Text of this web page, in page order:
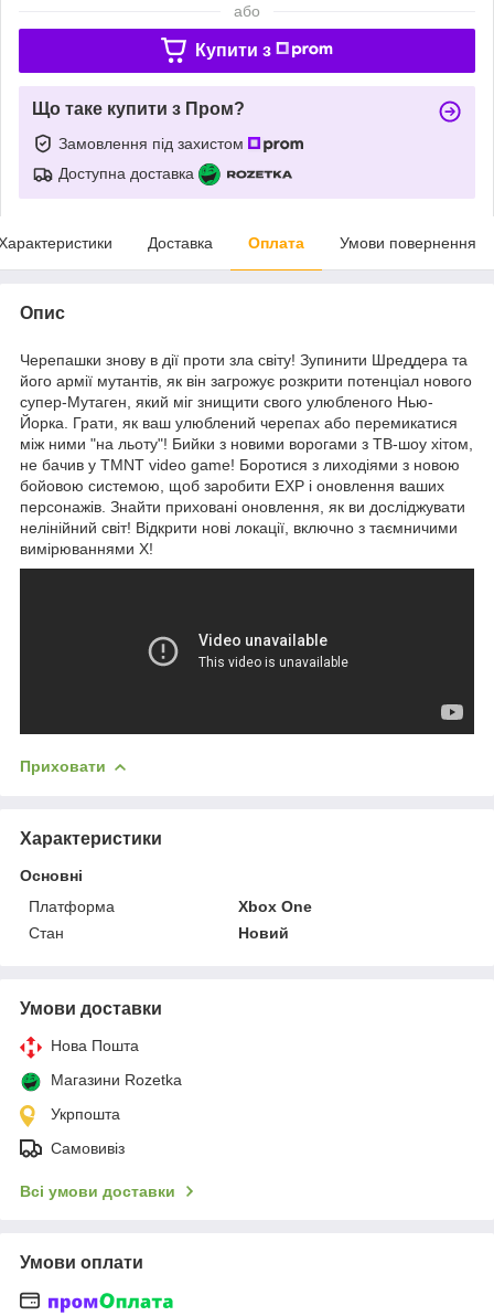
або
Купити з
Що таке купити з Пром?
Замовлення під захистом
Доступна доставка
Доставка Оплата Умови повернення
Опис
Черепашки знову в дії проти зла світу! Зупинити Шреддера та
його армії мутантів, як він загрожує розкрити потенціал нового
супер-Мутаген, який міг знищити свого улюбленого Нью-
Йорка. Грати, як ваш улюблений черепах або перемикатися
між ними "на льоту"! Бийки з новими ворогами з ТВ-шоу хітом,
не бачив у TMNT video game! Боротися з лиходіями з новою
бойовою системою, щоб заробити EXP і оновлення ваших
персонажів. Знайти приховані оновлення, як ви досліджувати
нелінійний світ! Відкрити нові локації, включно з таємничими
вимірюваннями X!
Приховати
Характеристики
Основні
Платформа
Xbox One
Стан
Новий
Умови доставки
Нова Пошта
Магазини Rozetka
Укрпошта
Самовивіз
Всі умови доставки
Умови оплати